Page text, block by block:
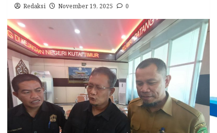
Redaksi November 19, 2025 0